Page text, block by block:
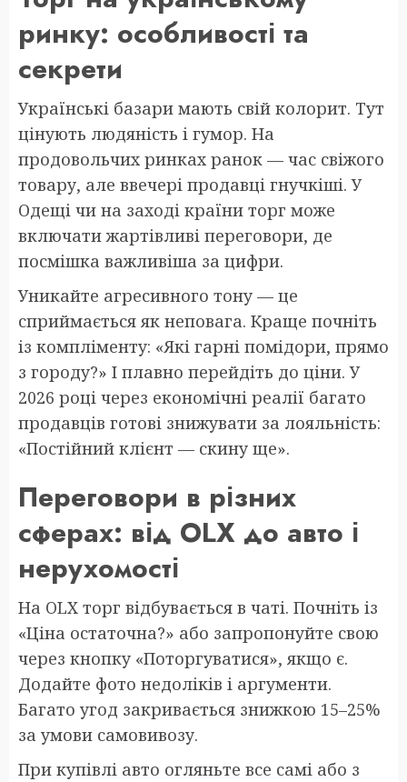
ринку: особливості та
секрети
Українські базари мають свій колорит. Тут
цінують людяність і гумор. На
продовольчих ринках ранок — час свіжого
товару, але ввечері продавці гнучкіші. У
Одещі чи на заході країни торг може
включати жартівливі переговори, де
посмішка важливіша за цифри.
Уникайте агресивного тону — це
сприймається як неповага. Краще почніть
із компліменту: «Які гарні помідори, прямо
з городу?» І плавно перейдіть до ціни. У
2026 році через економічні реалії багато
продавців готові знижувати за лояльність:
«Постійний клієнт — скину ще».
Переговори в різних
сферах: від OLX до авто і
нерухомості
На OLX торг відбувається в чаті. Почніть із
«Ціна остаточна?» або запропонуйте свою
через кнопку «Поторгуватися», якщо є.
Додайте фото недоліків і аргументи.
Багато угод закривається знижкою 15–25%
за умови самовивозу.
При купівлі авто огляньте все самі або з